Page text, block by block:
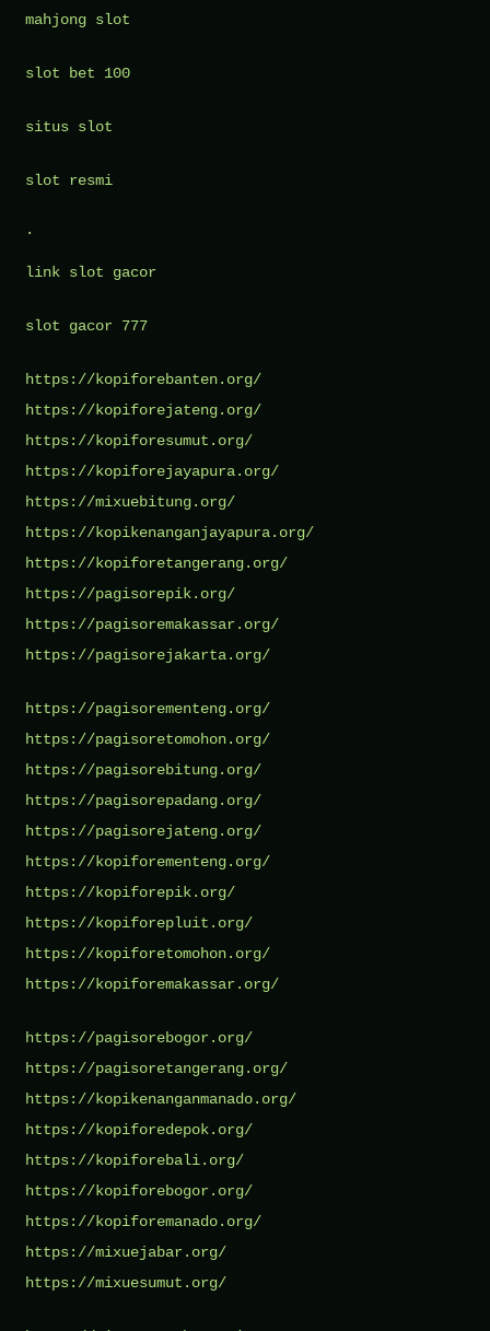
mahjong slot
slot bet 100
situs slot
slot resmi
.
link slot gacor
slot gacor 777
https://kopiforebanten.org/
https://kopiforejateng.org/
https://kopiforesumut.org/
https://kopiforejayapura.org/
https://mixuebitung.org/
https://kopikenanganjayapura.org/
https://kopiforetangerang.org/
https://pagisorepik.org/
https://pagisoremakassar.org/
https://pagisorejakarta.org/
https://pagisorementeng.org/
https://pagisoretomohon.org/
https://pagisorebitung.org/
https://pagisorepadang.org/
https://pagisorejateng.org/
https://kopiforementeng.org/
https://kopiforepik.org/
https://kopiforepluit.org/
https://kopiforetomohon.org/
https://kopiforemakassar.org/
https://pagisorebogor.org/
https://pagisoretangerang.org/
https://kopikenanganmanado.org/
https://kopiforedepok.org/
https://kopiforebali.org/
https://kopiforebogor.org/
https://kopiforemanado.org/
https://mixuejabar.org/
https://mixuesumut.org/